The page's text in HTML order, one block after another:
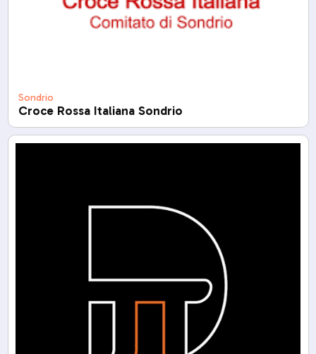
Sondrio
Croce Rossa Italiana Sondrio